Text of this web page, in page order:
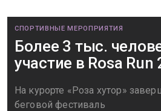
СПОРТИВНЫЕ МЕРОПРИЯТИЯ
Более 3 тыс.
участие в Rosa Run
На курорте «Роза хутор»
беговой фестиваль